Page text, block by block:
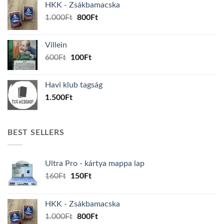
160Ft.150Ft.
HKK - Zsákbamacska
1.000Ft Original
800FtCurrent
Villein
600Ft
Original
600Ft.
100FtCurrent
100Ft.
Havi klub tagság
1.500Ft
BEST SELLERS
Ultra Pro - kártya mappa lap
160Ft
Original
160Ft.
150FtCurrent
150Ft.
HKK - Zsákbamacska
1.000Ft Original
800FtCurrent